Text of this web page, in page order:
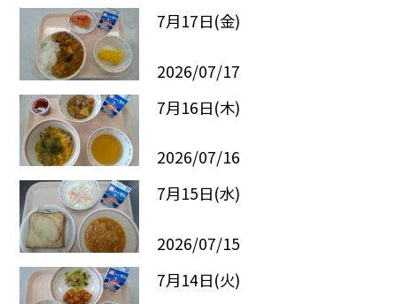
7月17日(金)
2026/07/17
7月16日(木)
2026/07/16
7月15日(水)
2026/07/15
7月14日(火)